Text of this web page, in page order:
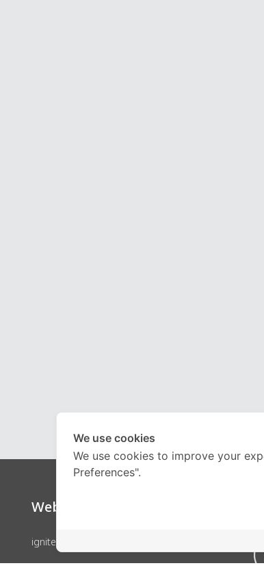
Website
ignite by OnDemand
We use cookies
We use cookies to improve your
Preferences".